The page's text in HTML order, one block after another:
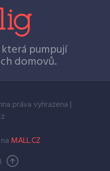
pumpují
domovů.
práva vyhrazena |
MALL.CZ